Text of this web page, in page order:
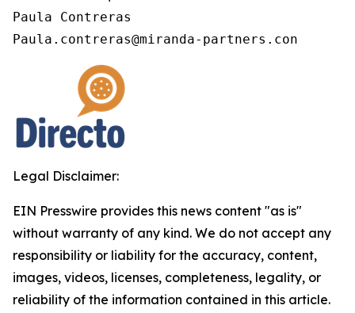
Paula Contreras
Paula.contreras@miranda-partners.con
Legal Disclaimer:
EIN Presswire provides this news content "as is"
without warranty of any kind. We do not accept any
responsibility or liability for the accuracy, content,
images, videos, licenses, completeness, legality, or
reliability of the information contained in this article.